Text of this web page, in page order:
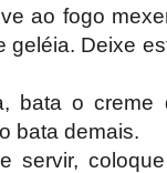
ao fogo
geléia. Deixe
bata o
bata demais.
servir,